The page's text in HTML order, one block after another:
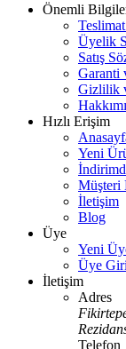
Önemli
Üyelik
Satış
Garanti
Gizlilik
Hızlı Erişim
Yeni
Müşteri
İletişim
Blog
Üye
Yeni
Üye
İletişim
Adres
Telefon